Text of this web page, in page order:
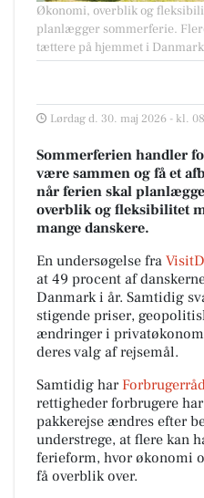
Økonomi, overblik og
planlægger sommerferie.
tættere på hjemmet i Danmark
Lørdag d. 30. maj 2026 - kl.
Sommerferien handler
være sammen og få et
når ferien skal
overblik og fleksibilitet
mange danskere.
En undersøgelse fra
at 49 procent af
Danmark i år. Samtidig
stigende priser,
ændringer i
deres valg af rejsemål.
Samtidig har
rettigheder forbrugere
pakkerejse ændres efter
understrege, at flere kan
ferieform, hvor økonomi
få overblik over.